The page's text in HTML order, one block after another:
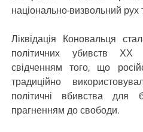
національно-визвольний рух
Ліквідація Коновальця
політичних убивств ХХ
свідченням того, що
традиційно
політичні вбивства для
прагненням до свободи.